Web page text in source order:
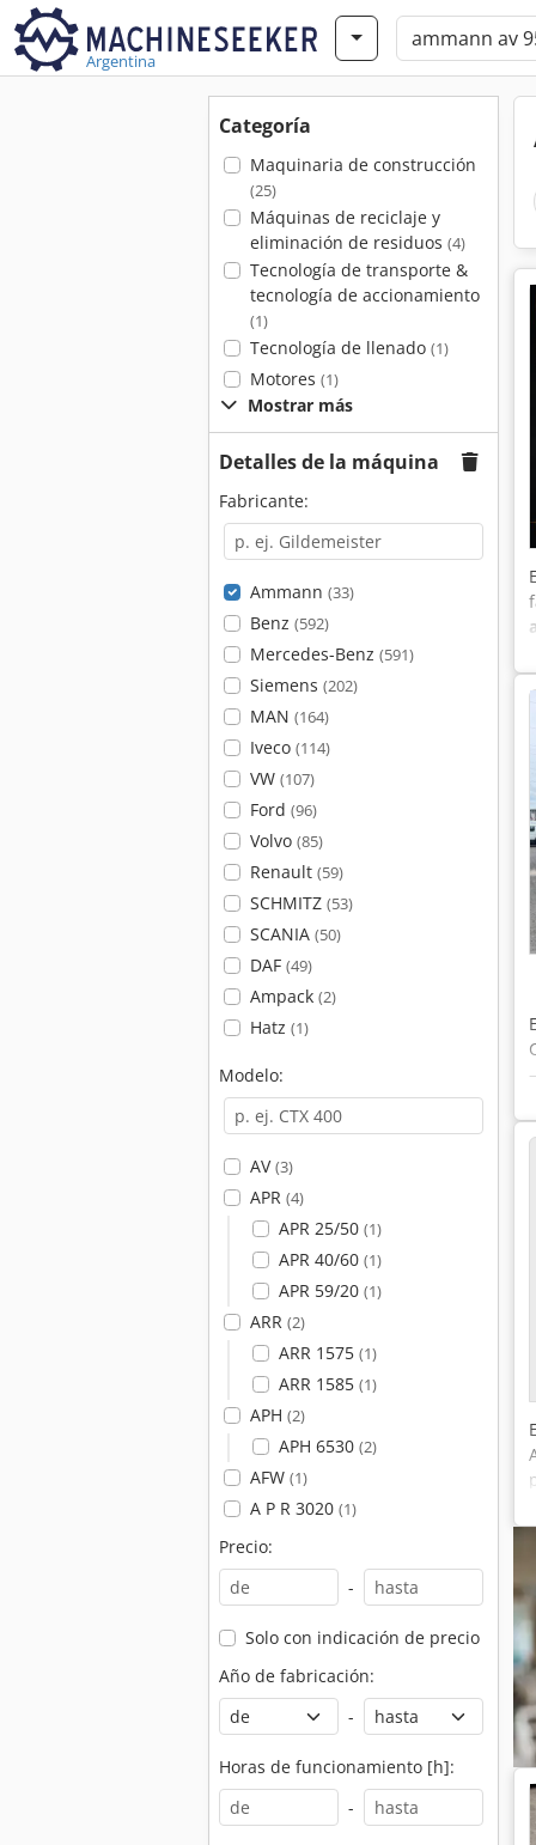
Argentina
Categoría
Maquinaria de construcción
(25)
Máquinas de reciclaje y
eliminación de residuos (4)
Tecnología de transporte &
tecnología de accionamiento
(1)
Tecnología de llenado (1)
Motores (1)
Mostrar más
Detalles de la máquina
Fabricante:
Ammann (33)
Benz (592)
Mercedes-Benz (591)
Siemens (202)
MAN (164)
Iveco (114)
VW (107)
Ford (96)
Volvo (85)
Renault (59)
SCHMITZ (53)
SCANIA (50)
DAF (49)
Ampack (2)
Hatz (1)
Modelo:
AV(3)
APR (4)
APR 25/50 (1)
APR 40/60 (1)
APR 59/20 (1)
ARR (2)
ARR 1575 (1)
ARR 1585 (1)
APH (2)
APH 6530 (2)
AFW (1)
A P R 3020 (1)
Precio:
-
Solo con indicación de precio
Año de fabricación:
-
Horas de funcionamiento [h]:
-